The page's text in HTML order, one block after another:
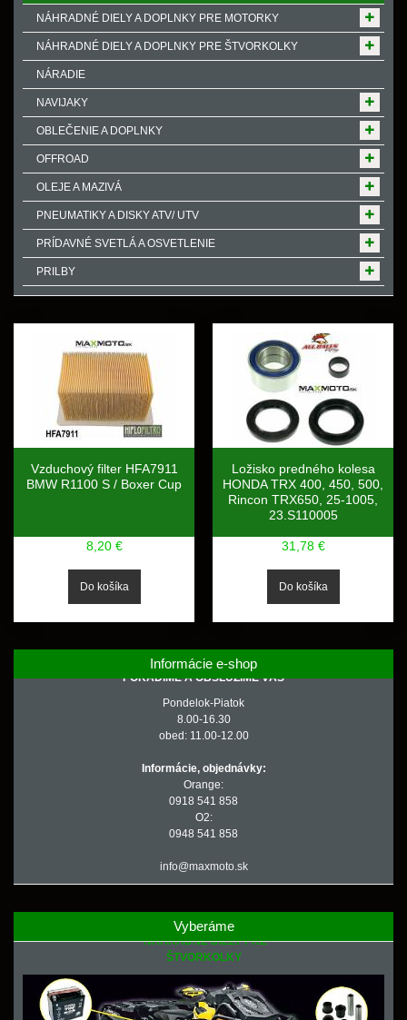
NÁHRADNÉ DIELY A DOPLNKY PRE MOTORKY
NÁHRADNÉ DIELY A DOPLNKY PRE ŠTVORKOLKY
NÁRADIE
NAVIJAKY
OBLEČENIE A DOPLNKY
OFFROAD
OLEJE A MAZIVÁ
PNEUMATIKY A DISKY ATV/ UTV
PRÍDAVNÉ SVETLÁ A OSVETLENIE
PRILBY
Vzduchový filter HFA7911
BMW R1100 S / Boxer Cup
8,20 €
Ložisko predného kolesa
HONDA TRX 400, 450, 500,
Rincon TRX650, 25-1005,
23.S110005
31,78 €
Informácie e-shop
PORADÍME A OBSLÚŽIME VÁS
Pondelok-Piatok
8.00-16.30
obed: 11.00-12.00
Informácie, objednávky:
Orange:
0918 541 858
O2:
0948 541 858
info@maxmoto.sk
Vyberáme
NÁHRADNÉ DIELY PRE
ŠTVORKOLKY